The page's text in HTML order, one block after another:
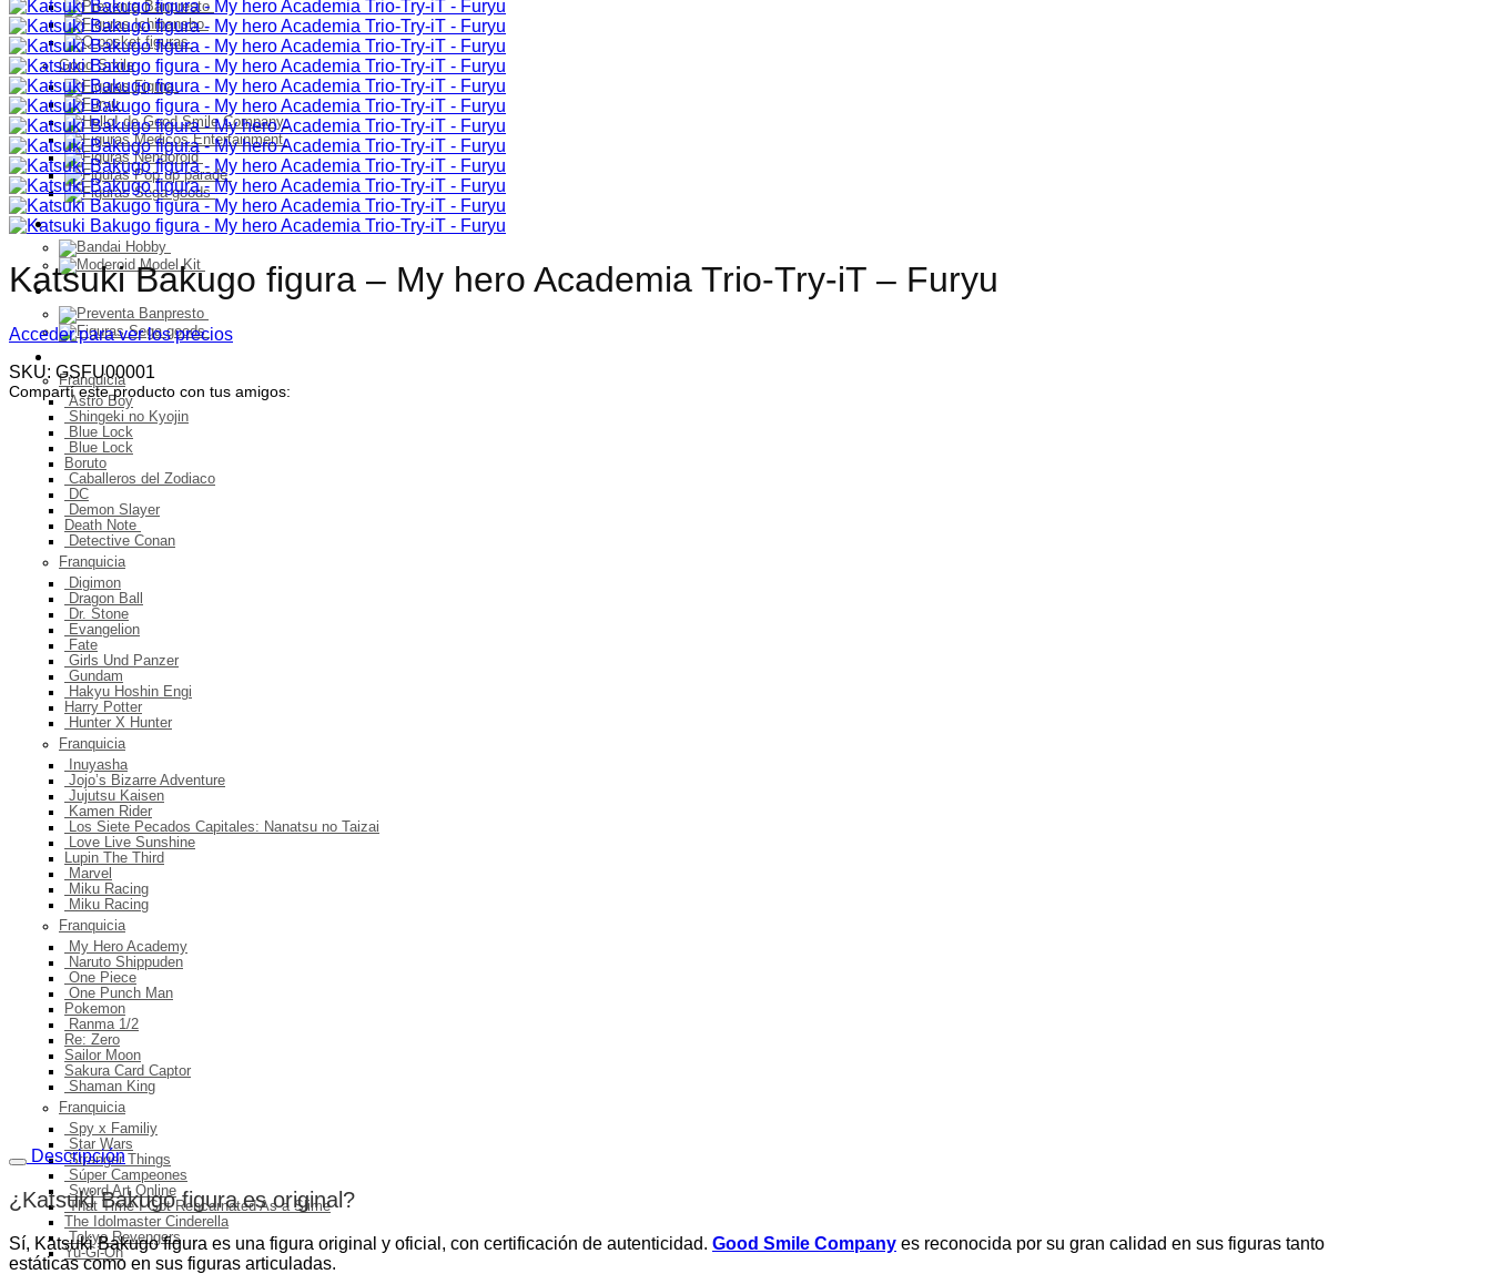
Good Smile
Model Kit
PELUCHES
Franquicia
Astro Boy
Shingeki no Kyojin
Blue Lock
Blue Lock
Boruto
Caballeros del Zodiaco
DC
Demon Slayer
Death Note
Detective Conan
Franquicia
Digimon
Dragon Ball
Dr. Stone
Evangelion
Fate
Girls Und Panzer
Gundam
Hakyu Hoshin Engi
Harry Potter
Hunter X Hunter
Franquicia
Inuyasha
Jojo’s Bizarre Adventure
Jujutsu Kaisen
Kamen Rider
Los Siete Pecados Capitales: Nanatsu no Taizai
Love Live Sunshine
Lupin The Third
Marvel
Miku Racing
Miku Racing
Franquicia
My Hero Academy
Naruto Shippuden
One Piece
One Punch Man
Pokemon
Ranma 1/2
Re: Zero
Sailor Moon
Sakura Card Captor
Shaman King
Franquicia
Spy x Familiy
Star Wars
Stranger Things
Súper Campeones
Sword Art Online
That Time I Got Rencarnated As a Slime
The Idolmaster Cinderella
Tokyo Revengers
Yu-Gi-Oh
Katsuki Bakugo figura – My hero Academia Trio-Try-iT – Furyu
Acceder para ver los precios
SKU: GSFU00001
Compartí este producto con tus amigos:
Descripción
¿Katsuki Bakugo figura es original ?
Sí, Katsuki Bakugo figura es una figura original y oficial, con certificación de autenticidad. Good Smile Company es reconocida por su gran calidad en sus figuras tanto
estáticas como en sus figuras articuladas.